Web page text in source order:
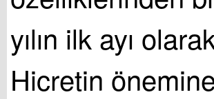
yılın ilk ayı
Hicretin